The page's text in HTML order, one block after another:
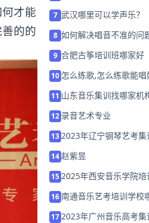
才能
的的
7 武汉哪里可以学声乐？
8 如何解决唱音不准的问
9 合肥古筝培训班哪家好
10 怎么练歌,怎么练歌能唱
11 山东音乐集训找哪家机
12 录音艺术专业
132023年辽宁钢琴艺考集
14赵紫昱
152025年西安音乐学院
16南通音乐艺考培训学校
172023年广州音乐高考集